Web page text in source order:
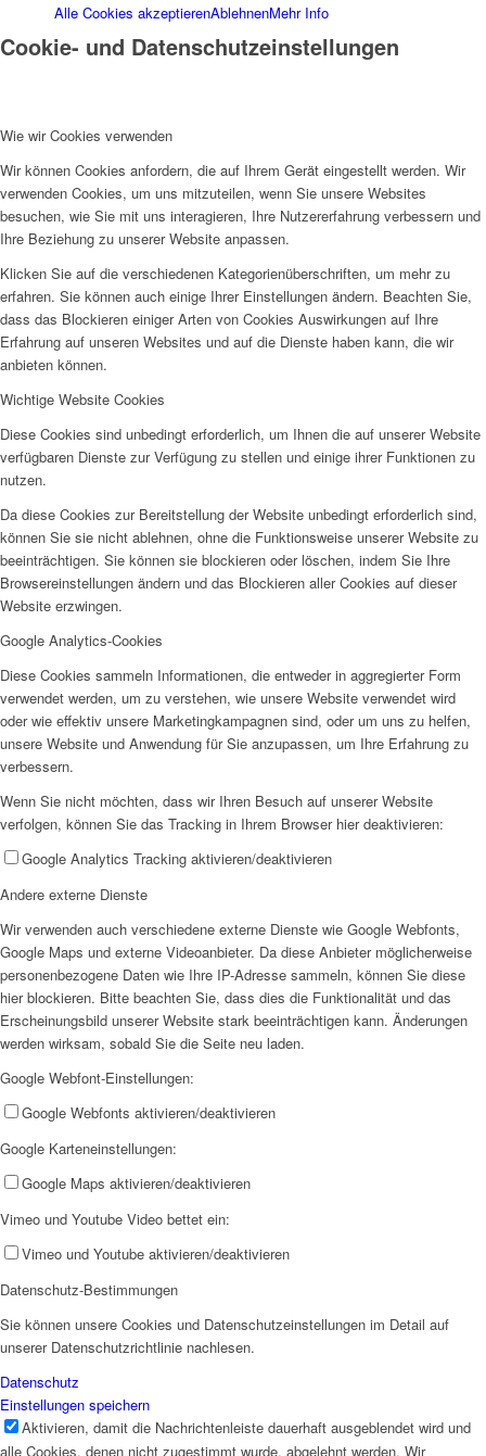
Frauenhaus
Kinder und Jugend
Ambulante Hilfen zur Erziehung
SPFH
UFH
Erziehungsbeistand
AHOI
Alle Cookies akzeptierenAblehnenMehr Info
Cookie- und Datenschutzeinstellungen
Wie wir Cookies verwenden
Wir können Cookies anfordern, die auf Ihrem Gerät eingestellt werden. Wir
verwenden Cookies, um uns mitzuteilen, wenn Sie unsere Websites
besuchen, wie Sie mit uns interagieren, Ihre Nutzererfahrung verbessern und
Ihre Beziehung zu unserer Website anpassen.
Klicken Sie auf die verschiedenen Kategorienüberschriften, um mehr zu
erfahren. Sie können auch einige Ihrer Einstellungen ändern. Beachten Sie,
dass das Blockieren einiger Arten von Cookies Auswirkungen auf Ihre
Erfahrung auf unseren Websites und auf die Dienste haben kann, die wir
anbieten können.
Wichtige Website Cookies
Diese Cookies sind unbedingt erforderlich, um Ihnen die auf unserer Website
verfügbaren Dienste zur Verfügung zu stellen und einige ihrer Funktionen zu
nutzen.
Da diese Cookies zur Bereitstellung der Website unbedingt erforderlich sind,
können Sie sie nicht ablehnen, ohne die Funktionsweise unserer Website zu
beeinträchtigen. Sie können sie blockieren oder löschen, indem Sie Ihre
Browsereinstellungen ändern und das Blockieren aller Cookies auf dieser
Website erzwingen.
Google Analytics-Cookies
Diese Cookies sammeln Informationen, die entweder in aggregierter Form
verwendet werden, um zu verstehen, wie unsere Website verwendet wird
oder wie effektiv unsere Marketingkampagnen sind, oder um uns zu helfen,
unsere Website und Anwendung für Sie anzupassen, um Ihre Erfahrung zu
verbessern.
Wenn Sie nicht möchten, dass wir Ihren Besuch auf unserer Website
verfolgen, können Sie das Tracking in Ihrem Browser hier deaktivieren:
Google Analytics Tracking aktivieren/deaktivieren
Andere externe Dienste
Wir verwenden auch verschiedene externe Dienste wie Google Webfonts,
Google Maps und externe Videoanbieter. Da diese Anbieter möglicherweise
personenbezogene Daten wie Ihre IP-Adresse sammeln, können Sie diese
hier blockieren. Bitte beachten Sie, dass dies die Funktionalität und das
Erscheinungsbild unserer Website stark beeinträchtigen kann. Änderungen
werden wirksam, sobald Sie die Seite neu laden.
Google Webfont-Einstellungen:
Google Webfonts aktivieren/deaktivieren
Google Karteneinstellungen:
Google Maps aktivieren/deaktivieren
Vimeo und Youtube Video bettet ein:
Vimeo und Youtube aktivieren/deaktivieren
Datenschutz-Bestimmungen
Sie können unsere Cookies und Datenschutzeinstellungen im Detail auf
unserer Datenschutzrichtlinie nachlesen.
Datenschutz
Einstellungen speichern
Aktivieren, damit die Nachrichtenleiste dauerhaft ausgeblendet wird und
alle Cookies, denen nicht zugestimmt wurde, abgelehnt werden. Wir